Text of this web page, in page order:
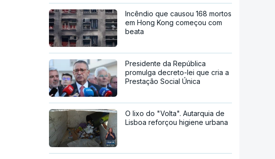
Incêndio que causou 168 mortos
em Hong Kong começou com
beata
Presidente da República
promulga decreto-lei que cria a
Prestação Social Única
O lixo do "Volta". Autarquia de
Lisboa reforçou higiene urbana